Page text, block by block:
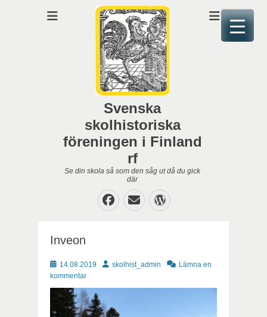
Svenska
skolhistoriska
föreningen i Finland
rf
Se din skola så som den såg ut då du gick
där
Facebook
E-
post
WordPress
Inveon
Publicerat
14.08.2019 Författare
skolhist_admin
Lämna en
kommentar